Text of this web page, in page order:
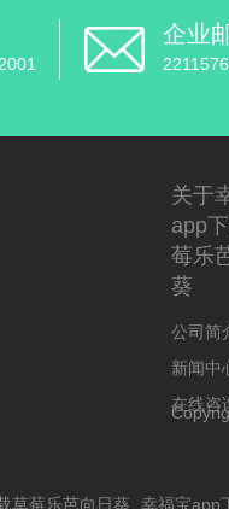
企业
关于
app
莓乐
葵
公司简
新闻中
在线咨
草莓乐芭向日葵 幸福宝app